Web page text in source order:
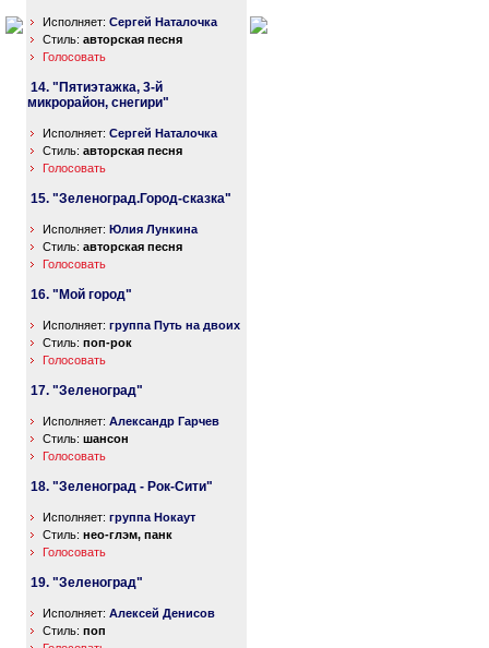
Исполняет: Сергей Наталочка
Стиль: авторская песня
Голосовать
14. "Пятиэтажка, 3-й
микрорайон, снегири"
Исполняет: Сергей Наталочка
Стиль: авторская песня
Голосовать
15. "Зеленоград.Город-сказка"
Исполняет: Юлия Лункина
Стиль: авторская песня
Голосовать
16. "Мой город"
Исполняет: группа Путь на двоих
Стиль: поп-рок
Голосовать
17. "Зеленоград"
Исполняет: Александр Гарчев
Стиль: шансон
Голосовать
18. "Зеленоград - Рок-Сити"
Исполняет: группа Нокаут
Стиль: нео-глэм, панк
Голосовать
19. "Зеленоград"
Исполняет: Алексей Денисов
Стиль: поп